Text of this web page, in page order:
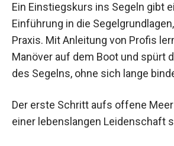
Ein Einstiegskurs ins Segeln gibt
Einführung in die
Praxis. Mit Anleitung von Profis
Manöver auf dem Boot und spürt
des Segelns, ohne sich lange
Der erste Schritt aufs offene
einer lebenslangen Leidenschaft